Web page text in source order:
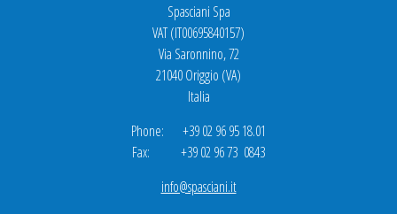
Spasciani Spa
VAT (IT00695840157)
Via Saronnino, 72
21040 Origgio (VA)
Italia
Phone: +39 02 96 95 18.01
Fax: +39 02 96 73 0843
info@spasciani.it